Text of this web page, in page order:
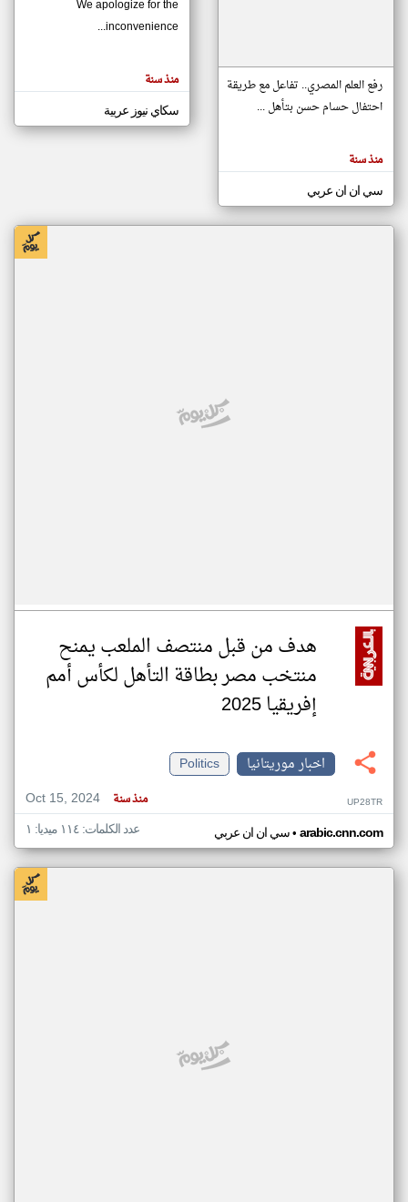
مصادر الأخبار من موريتانيا
اخبار موريتانيا على مدار الساعة
أهم اخبار موريتانيا العاجلة والمباشرة
المقالات
الموجوده
هنا عن
رفع العلم المصري.. تفاعل مع طريقة
احتفال حسام حسن بتأهل ...
منذ سنة
سي ان ان عربي
We apologize for the
inconvenience...
منذ سنة
سكاي نيوز عربية
هدف من قبل منتصف الملعب يمنح
منتخب مصر بطاقة التأهل لكأس أمم
إفريقيا 2025
اخبار موريتانيا
Politics
Oct 15, 2024
منذ سنة UP28TR
سي ان ان عربي• arabic.cnn.com عدد الكلمات: ١١٤ ميديا: ١
klyoum.com